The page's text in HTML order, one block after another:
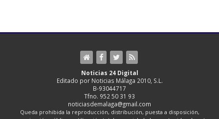
Noticias 24 Digital
Editado por Noticias Málaga 2010, S.L.
B-93044717
Tfno. 952 50 31 93
noticiasdemalaga@gmail.com
Queda prohibida la reproducción, distribución, puesta a disposición,